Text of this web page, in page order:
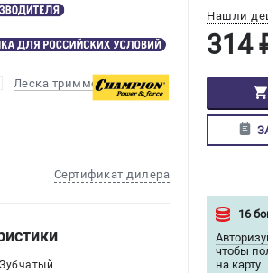
Леска триммерная
Сертификат дилера
Нашли
314
16
чтобы
на карту